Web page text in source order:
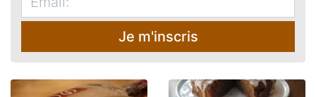
Je m'inscris